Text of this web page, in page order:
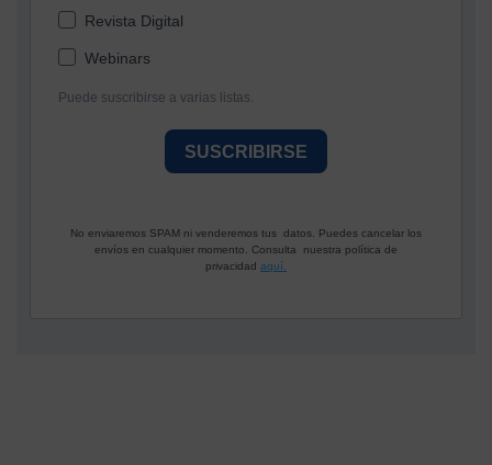
Revista Digital
Webinars
Puede suscribirse a varias listas.
SUSCRIBIRSE
No enviaremos SPAM ni venderemos tus datos. Puedes cancelar los
envíos en cualquier momento. Consulta nuestra política de
privacidad aquí.